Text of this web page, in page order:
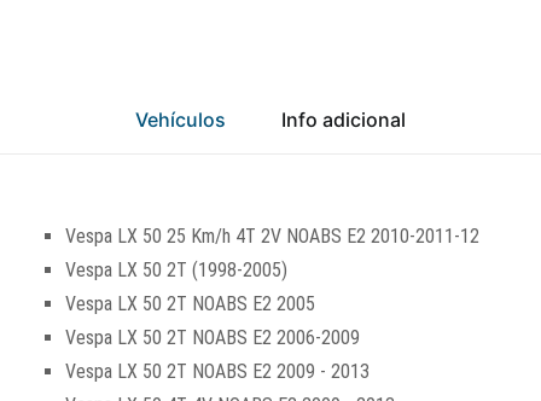
Vehículos Info adicional
Vespa LX 50 25 Km/h 4T 2V NOABS E2 2010-2011-12
Vespa LX 50 2T (1998-2005)
Vespa LX 50 2T NOABS E2 2005
Vespa LX 50 2T NOABS E2 2006-2009
Vespa LX 50 2T NOABS E2 2009 - 2013